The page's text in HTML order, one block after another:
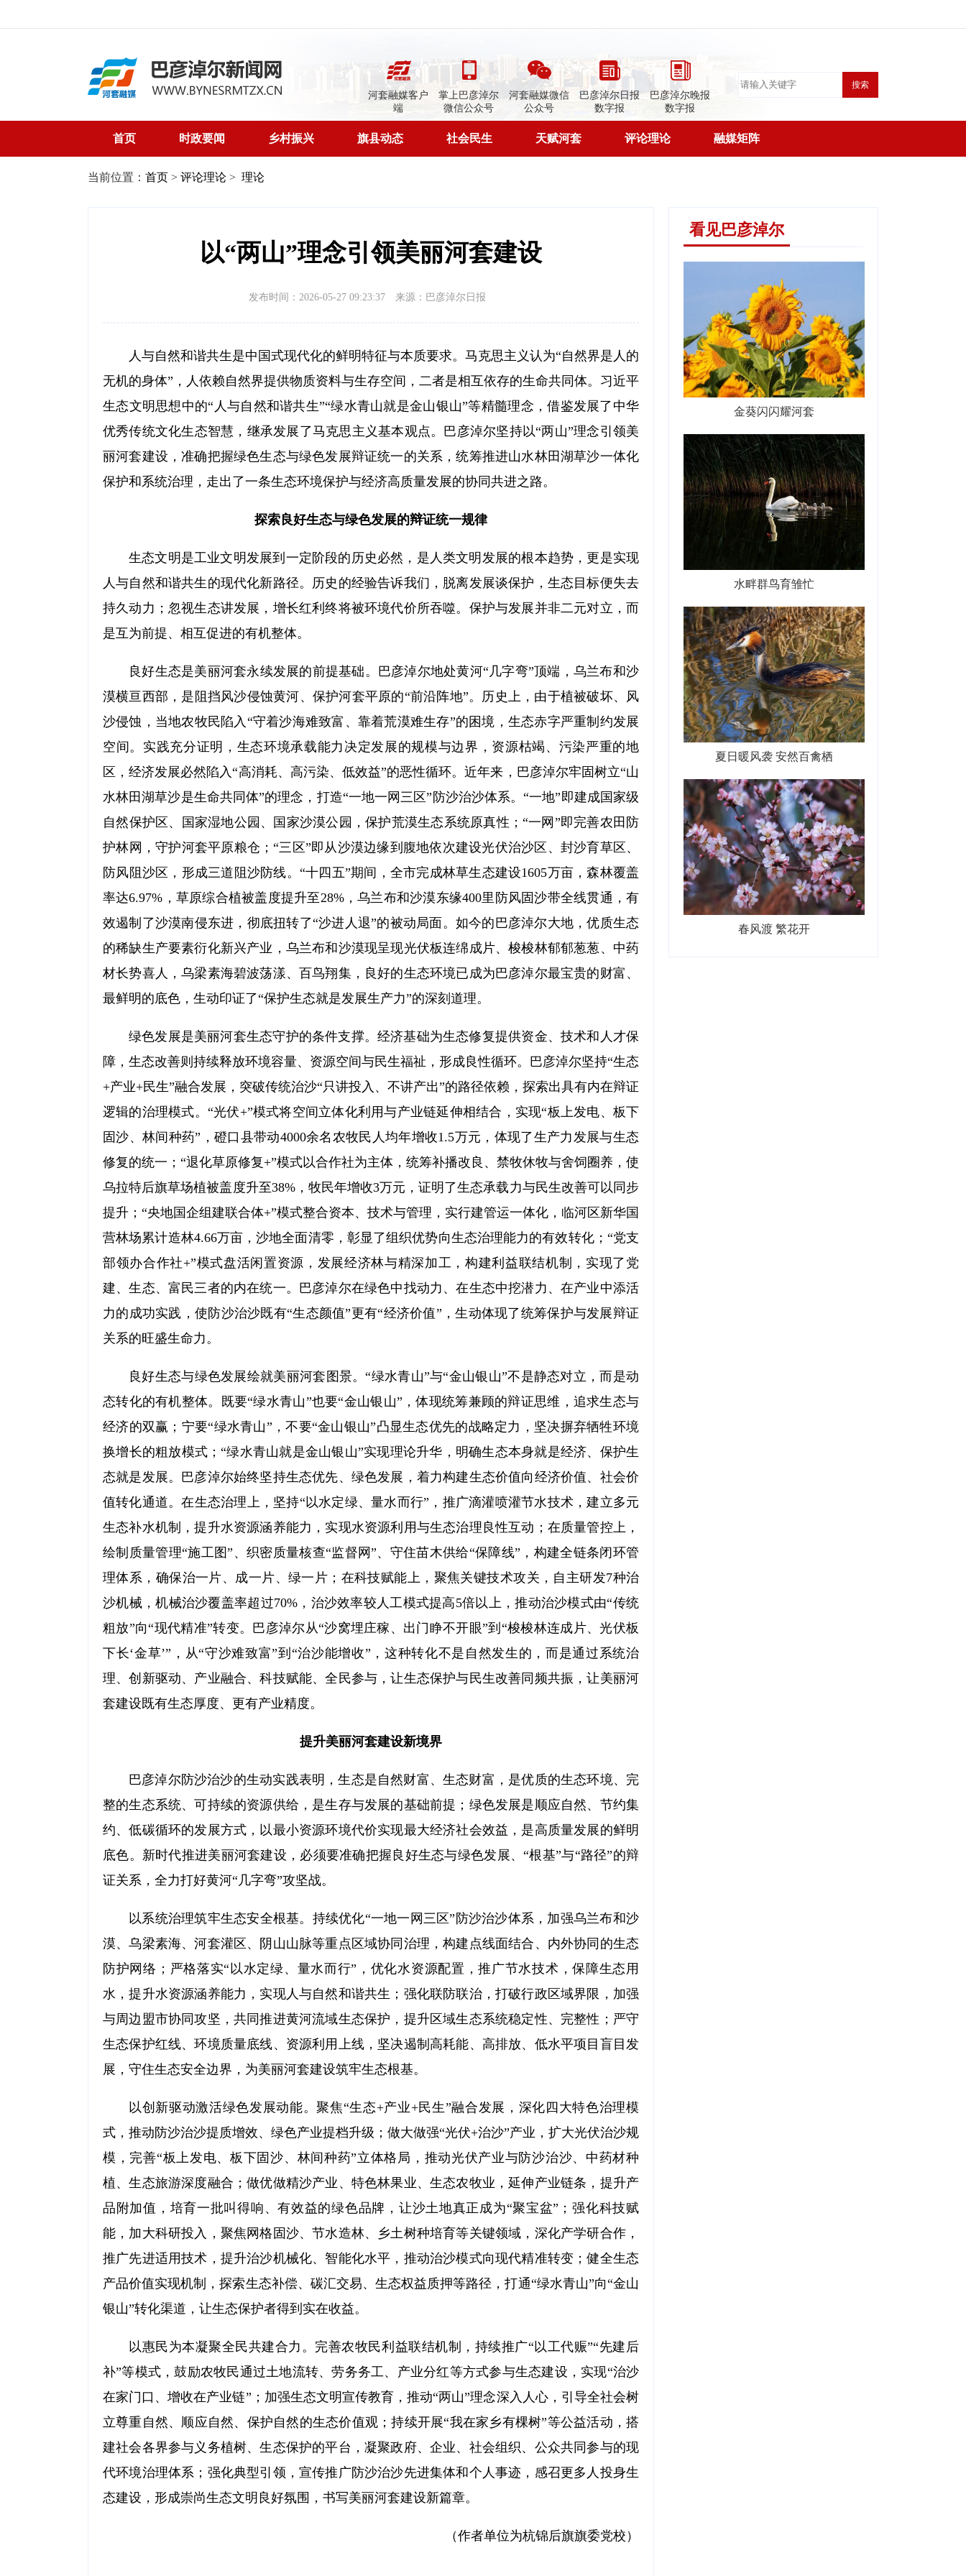
河套融媒客户
端
掌上巴彦淖尔
微信公众号
河套融媒微信
公众号
巴彦淖尔日报
数字报
巴彦淖尔晚报
数字报
搜索
首页 时政要闻 乡村振兴 旗县动态 社会民生 天赋河套 评论理论 融媒矩阵
当前位置： 首页 > 评论理论 > 理论
以“两山”理念引领美丽河套建设
发布时间：2026-05-27 09:23:37 来源：巴彦淖尔日报
人与自然和谐共生是中国式现代化的鲜明特征与本质要求。马克思主义认为“自然界是人的
无机的身体”，人依赖自然界提供物质资料与生存空间，二者是相互依存的生命共同体。习近平
生态文明思想中的“人与自然和谐共生”“绿水青山就是金山银山”等精髓理念，借鉴发展了中华
优秀传统文化生态智慧，继承发展了马克思主义基本观点。巴彦淖尔坚持以“两山”理念引领美
丽河套建设，准确把握绿色生态与绿色发展辩证统一的关系，统筹推进山水林田湖草沙一体化
保护和系统治理，走出了一条生态环境保护与经济高质量发展的协同共进之路。
探索良好生态与绿色发展的辩证统一规律
生态文明是工业文明发展到一定阶段的历史必然，是人类文明发展的根本趋势，更是实现
人与自然和谐共生的现代化新路径。历史的经验告诉我们，脱离发展谈保护，生态目标便失去
持久动力；忽视生态讲发展，增长红利终将被环境代价所吞噬。保护与发展并非二元对立，而
是互为前提、相互促进的有机整体。
良好生态是美丽河套永续发展的前提基础。巴彦淖尔地处黄河“几字弯”顶端，乌兰布和沙
漠横亘西部，是阻挡风沙侵蚀黄河、保护河套平原的“前沿阵地”。历史上，由于植被破坏、风
沙侵蚀，当地农牧民陷入“守着沙海难致富、靠着荒漠难生存”的困境，生态赤字严重制约发展
空间。实践充分证明，生态环境承载能力决定发展的规模与边界，资源枯竭、污染严重的地
区，经济发展必然陷入“高消耗、高污染、低效益”的恶性循环。近年来，巴彦淖尔牢固树立“山
水林田湖草沙是生命共同体”的理念，打造“一地一网三区”防沙治沙体系。“一地”即建成国家级
自然保护区、国家湿地公园、国家沙漠公园，保护荒漠生态系统原真性；“一网”即完善农田防
护林网，守护河套平原粮仓；“三区”即从沙漠边缘到腹地依次建设光伏治沙区、封沙育草区、
防风阻沙区，形成三道阻沙防线。“十四五”期间，全市完成林草生态建设1605万亩，森林覆盖
率达6.97%，草原综合植被盖度提升至28%，乌兰布和沙漠东缘400里防风固沙带全线贯通，有
效遏制了沙漠南侵东进，彻底扭转了“沙进人退”的被动局面。如今的巴彦淖尔大地，优质生态
的稀缺生产要素衍化新兴产业，乌兰布和沙漠现呈现光伏板连绵成片、梭梭林郁郁葱葱、中药
材长势喜人，乌梁素海碧波荡漾、百鸟翔集，良好的生态环境已成为巴彦淖尔最宝贵的财富、
最鲜明的底色，生动印证了“保护生态就是发展生产力”的深刻道理。
绿色发展是美丽河套生态守护的条件支撑。经济基础为生态修复提供资金、技术和人才保
障，生态改善则持续释放环境容量、资源空间与民生福祉，形成良性循环。巴彦淖尔坚持“生态
+产业+民生”融合发展，突破传统治沙“只讲投入、不讲产出”的路径依赖，探索出具有内在辩证
逻辑的治理模式。“光伏+”模式将空间立体化利用与产业链延伸相结合，实现“板上发电、板下
固沙、林间种药”，磴口县带动4000余名农牧民人均年增收1.5万元，体现了生产力发展与生态
修复的统一；“退化草原修复+”模式以合作社为主体，统筹补播改良、禁牧休牧与舍饲圈养，使
乌拉特后旗草场植被盖度升至38%，牧民年增收3万元，证明了生态承载力与民生改善可以同步
提升；“央地国企组建联合体+”模式整合资本、技术与管理，实行建管运一体化，临河区新华国
营林场累计造林4.66万亩，沙地全面清零，彰显了组织优势向生态治理能力的有效转化；“党支
部领办合作社+”模式盘活闲置资源，发展经济林与精深加工，构建利益联结机制，实现了党
建、生态、富民三者的内在统一。巴彦淖尔在绿色中找动力、在生态中挖潜力、在产业中添活
力的成功实践，使防沙治沙既有“生态颜值”更有“经济价值”，生动体现了统筹保护与发展辩证
关系的旺盛生命力。
良好生态与绿色发展绘就美丽河套图景。“绿水青山”与“金山银山”不是静态对立，而是动
态转化的有机整体。既要“绿水青山”也要“金山银山”，体现统筹兼顾的辩证思维，追求生态与
经济的双赢；宁要“绿水青山”，不要“金山银山”凸显生态优先的战略定力，坚决摒弃牺牲环境
换增长的粗放模式；“绿水青山就是金山银山”实现理论升华，明确生态本身就是经济、保护生
态就是发展。巴彦淖尔始终坚持生态优先、绿色发展，着力构建生态价值向经济价值、社会价
值转化通道。在生态治理上，坚持“以水定绿、量水而行”，推广滴灌喷灌节水技术，建立多元
生态补水机制，提升水资源涵养能力，实现水资源利用与生态治理良性互动；在质量管控上，
绘制质量管理“施工图”、织密质量核查“监督网”、守住苗木供给“保障线”，构建全链条闭环管
理体系，确保治一片、成一片、绿一片；在科技赋能上，聚焦关键技术攻关，自主研发7种治
沙机械，机械治沙覆盖率超过70%，治沙效率较人工模式提高5倍以上，推动治沙模式由“传统
粗放”向“现代精准”转变。巴彦淖尔从“沙窝埋庄稼、出门睁不开眼”到“梭梭林连成片、光伏板
下长‘金草’”，从“守沙难致富”到“治沙能增收”，这种转化不是自然发生的，而是通过系统治
理、创新驱动、产业融合、科技赋能、全民参与，让生态保护与民生改善同频共振，让美丽河
套建设既有生态厚度、更有产业精度。
提升美丽河套建设新境界
巴彦淖尔防沙治沙的生动实践表明，生态是自然财富、生态财富，是优质的生态环境、完
整的生态系统、可持续的资源供给，是生存与发展的基础前提；绿色发展是顺应自然、节约集
约、低碳循环的发展方式，以最小资源环境代价实现最大经济社会效益，是高质量发展的鲜明
底色。新时代推进美丽河套建设，必须要准确把握良好生态与绿色发展、“根基”与“路径”的辩
证关系，全力打好黄河“几字弯”攻坚战。
以系统治理筑牢生态安全根基。持续优化“一地一网三区”防沙治沙体系，加强乌兰布和沙
漠、乌梁素海、河套灌区、阴山山脉等重点区域协同治理，构建点线面结合、内外协同的生态
防护网络；严格落实“以水定绿、量水而行”，优化水资源配置，推广节水技术，保障生态用
水，提升水资源涵养能力，实现人与自然和谐共生；强化联防联治，打破行政区域界限，加强
与周边盟市协同攻坚，共同推进黄河流域生态保护，提升区域生态系统稳定性、完整性；严守
生态保护红线、环境质量底线、资源利用上线，坚决遏制高耗能、高排放、低水平项目盲目发
展，守住生态安全边界，为美丽河套建设筑牢生态根基。
以创新驱动激活绿色发展动能。聚焦“生态+产业+民生”融合发展，深化四大特色治理模
式，推动防沙治沙提质增效、绿色产业提档升级；做大做强“光伏+治沙”产业，扩大光伏治沙规
模，完善“板上发电、板下固沙、林间种药”立体格局，推动光伏产业与防沙治沙、中药材种
植、生态旅游深度融合；做优做精沙产业、特色林果业、生态农牧业，延伸产业链条，提升产
品附加值，培育一批叫得响、有效益的绿色品牌，让沙土地真正成为“聚宝盆”；强化科技赋
能，加大科研投入，聚焦网格固沙、节水造林、乡土树种培育等关键领域，深化产学研合作，
推广先进适用技术，提升治沙机械化、智能化水平，推动治沙模式向现代精准转变；健全生态
产品价值实现机制，探索生态补偿、碳汇交易、生态权益质押等路径，打通“绿水青山”向“金山
银山”转化渠道，让生态保护者得到实在收益。
以惠民为本凝聚全民共建合力。完善农牧民利益联结机制，持续推广“以工代赈”“先建后
补”等模式，鼓励农牧民通过土地流转、劳务务工、产业分红等方式参与生态建设，实现“治沙
在家门口、增收在产业链”；加强生态文明宣传教育，推动“两山”理念深入人心，引导全社会树
立尊重自然、顺应自然、保护自然的生态价值观；持续开展“我在家乡有棵树”等公益活动，搭
建社会各界参与义务植树、生态保护的平台，凝聚政府、企业、社会组织、公众共同参与的现
代环境治理体系；强化典型引领，宣传推广防沙治沙先进集体和个人事迹，感召更多人投身生
态建设，形成崇尚生态文明良好氛围，书写美丽河套建设新篇章。
（作者单位为杭锦后旗旗委党校）
看见巴彦淖尔
金葵闪闪耀河套
水畔群鸟育雏忙
夏日暖风袭 安然百禽栖
春风渡 繁花开